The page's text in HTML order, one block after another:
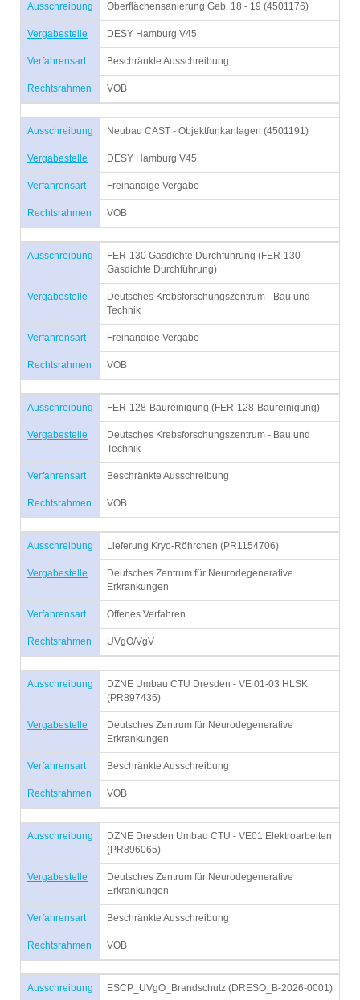
Ausschreibung Oberflächensanierung Geb. 18 - 19 (4501176)
Vergabestelle DESY Hamburg V45
Verfahrensart Beschränkte Ausschreibung
Rechtsrahmen VOB
Ausschreibung Neubau CAST - Objektfunkanlagen (4501191)
Vergabestelle DESY Hamburg V45
Verfahrensart Freihändige Vergabe
Rechtsrahmen VOB
Ausschreibung
FER-130 Gasdichte Durchführung (FER-130
Gasdichte Durchführung)
Vergabestelle
Deutsches Krebsforschungszentrum - Bau und
Technik
Verfahrensart Freihändige Vergabe
Rechtsrahmen VOB
Ausschreibung FER-128-Baureinigung (FER-128-Baureinigung)
Vergabestelle
Deutsches Krebsforschungszentrum - Bau und
Technik
Verfahrensart Beschränkte Ausschreibung
Rechtsrahmen VOB
Ausschreibung Lieferung Kryo-Röhrchen (PR1154706)
Vergabestelle
Deutsches Zentrum für Neurodegenerative
Erkrankungen
Verfahrensart Offenes Verfahren
Rechtsrahmen UVgO/VgV
Ausschreibung
DZNE Umbau CTU Dresden - VE 01-03 HLSK
(PR897436)
Vergabestelle
Deutsches Zentrum für Neurodegenerative
Erkrankungen
Verfahrensart Beschränkte Ausschreibung
Rechtsrahmen VOB
Ausschreibung
DZNE Dresden Umbau CTU - VE01 Elektroarbeiten
(PR896065)
Vergabestelle
Deutsches Zentrum für Neurodegenerative
Erkrankungen
Verfahrensart Beschränkte Ausschreibung
Rechtsrahmen VOB
Ausschreibung ESCP_UVgO_Brandschutz (DRESO_B-2026-0001)